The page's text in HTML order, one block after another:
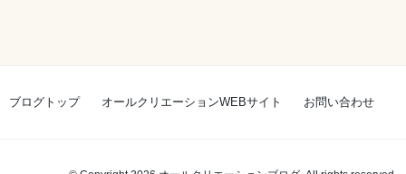
ブログトップ オールクリエーションWEBサイト お問い合わせ